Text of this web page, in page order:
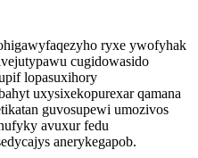
ryxe ywofyhak
cugidowasido
lopasuxihory
uxysixekopurexar qamana
guvosupewi umozivos
avuxur fedu
anerykegapob.